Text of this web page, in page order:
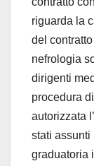
riguarda la
del
nefrologia
dirigenti
procedura
autorizzata
stati assunti
graduatoria